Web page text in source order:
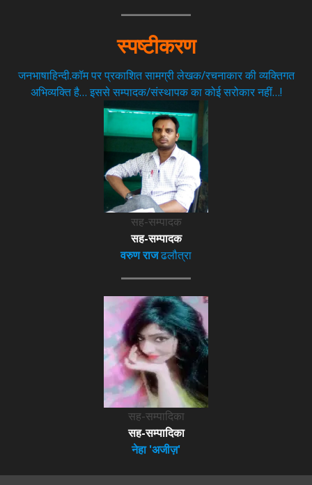
स्पष्टीकरण
जनभाषाहिन्दी.कॉम पर प्रकाशित सामग्री लेखक/रचनाकार की व्यक्तिगत
अभिव्यक्ति है… इससे सम्पादक/संस्थापक का कोई सरोकार नहीं…!
सह-सम्पादक
सह-सम्पादक
वरुण राजढलौत्रा
सह-सम्पादिका
सह-सम्पादिका
नेहा 'अजीज़'